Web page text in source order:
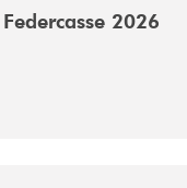
2026